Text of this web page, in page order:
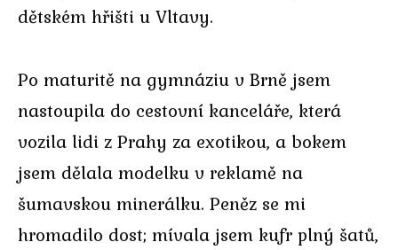
dětském hřišti u Vltavy.
Po maturitě na gymnáziu v Brně jsem
nastoupila do cestovní kanceláře, která
vozila lidi z Prahy za exotikou, a bokem
jsem dělala modelku v reklamě na
šumavskou minerálku. Peněz se mi
hromadilo dost; mívala jsem kufr plný šatů,